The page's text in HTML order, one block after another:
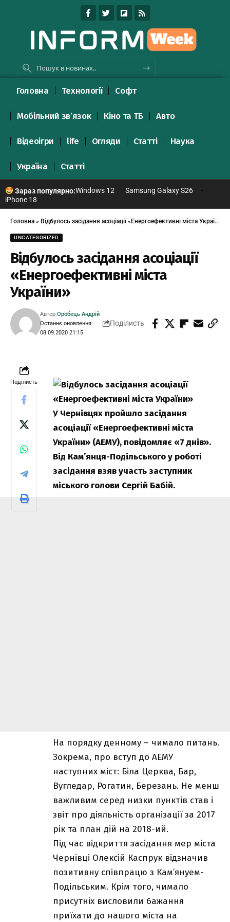
Головна Технології Софт
Мобільний зв’язок Кіно та ТБ Авто
Відеоігри life Огляди Статті Наука
Україна Статті
Зараз популярно:Windows 12
Samsung Galaxy S26
iPhone 18
Головна » Відбулось засідання асоціації «Енергоефективні міста України»
UNCATEGORIZED
Відбулось засідання асоціації
«Енергоефективні міста
України»
Останнє оновлення:
08.09.2020 21:15
Автор:Оробець Андрій
Поділисть
Поділисть
У Чернівцях пройшло засідання
асоціації «Енергоефективні міста
України» (АЕМУ), повідомляє «7 днів».
Від Кам’янця-Подільського у роботі
засідання взяв участь заступник
міського голови Сергій Бабій.
На порядку денному – чимало питань.
Зокрема, про вступ до АЕМУ
наступних міст: Біла Церква, Бар,
Вугледар, Рогатин, Березань. Не менш
важливим серед низки пунктів став і
звіт про діяльність організації за 2017
рік та план дій на 2018-ий.
Під час відкриття засідання мер міста
Чернівці Олексій Каспрук відзначив
позитивну співпрацю з Кам’януем-
Подільським. Крім того, чимало
присутніх висловили бажання
приїхати до нашого міста на